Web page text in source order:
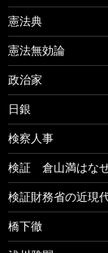
憲法典
憲法無効論
政治家
日銀
検察人事
検証 倉山満はな
検証財務省の近現
橋下徹